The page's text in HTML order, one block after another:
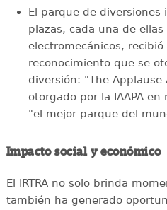
El parque de
plazas, cada una de
electromecánicos,
reconocimiento que se
diversión: "The Applause
otorgado por la IAAPA
"el mejor parque del
Impacto social y económico
El IRTRA no solo brinda
también ha generado